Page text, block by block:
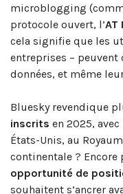
microblogging
protocole ouvert, l’AT
cela signifie que les
entreprises –
données, et même
Bluesky revendique
inscrits en 2025,
États-Unis, au
continentale ? Encore
opportunité de
souhaitent s’ancrer